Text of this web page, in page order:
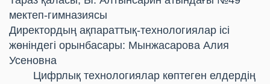
мектеп-гимназиясы
Директордың ақпараттық-технологиялар ісі
жөніндегі орынбасары: Мынжасарова Алия
Усеновна
Цифрлық технологиялар көптеген елдердің